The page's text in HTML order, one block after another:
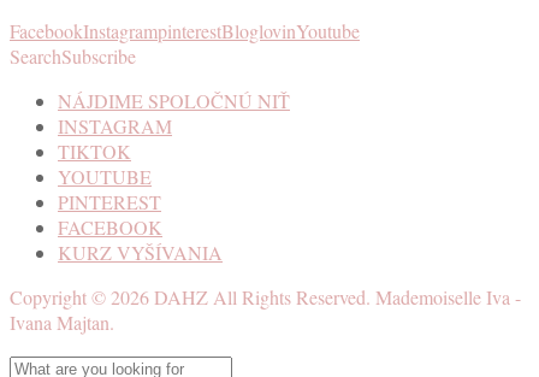
FacebookInstagrampinterestBloglovinYoutube
SearchSubscribe
NÁJDIME SPOLOČNÚ NIŤ
INSTAGRAM
TIKTOK
YOUTUBE
PINTEREST
FACEBOOK
KURZ VYŠÍVANIA
Copyright ©2026DAHZ All Rights Reserved. Mademoiselle Iva -
Ivana Majtan.